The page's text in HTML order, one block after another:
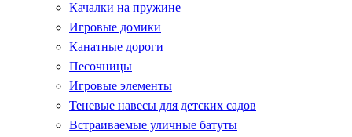
Качалки на пружине
Игровые домики
Канатные дороги
Песочницы
Игровые элементы
Теневые навесы для детских садов
Встраиваемые уличные батуты